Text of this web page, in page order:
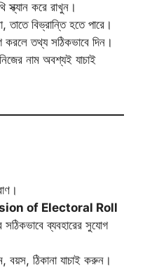
করে রাখুন।
বিভ্রান্তি হতে পারে।
তথ্য সঠিকভাবে দিন।
নাম অবশ্যই যাচাই
of Electoral Roll
ব্যবহারের সুযোগ
বয়স, ঠিকানা যাচাই করুন।